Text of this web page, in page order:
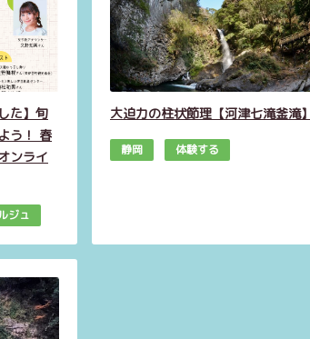
た】旬
う！ 春
ンライ
ジュ
大迫力の柱状節理【河津七滝釜滝
静岡 体験する